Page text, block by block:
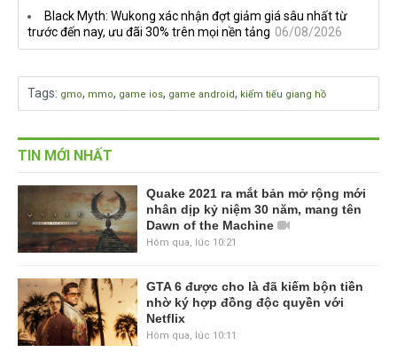
Black Myth: Wukong xác nhận đợt giảm giá sâu nhất từ
trước đến nay, ưu đãi 30% trên mọi nền tảng 06/08/2026
Tags: gmo, mmo, game ios, game android, kiếm tiếu giang hồ
TIN MỚI NHẤT
Quake 2021 ra mắt bản mở rộng mới
nhân dịp kỷ niệm 30 năm, mang tên
Dawn of the Machine
Hôm qua, lúc 10:21
GTA 6 được cho là đã kiếm bộn tiền
nhờ ký hợp đồng độc quyền với
Netflix
Hôm qua, lúc 10:11